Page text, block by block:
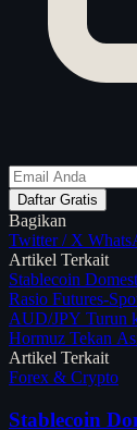
Daftar Gratis
Bagikan
Twitter / X
Artikel Terkait
Stablecoin
Rasio Futures-
AUD/JPY Turun
Hormuz Tekan
Artikel Terkait
Forex & Crypto
Stablecoin